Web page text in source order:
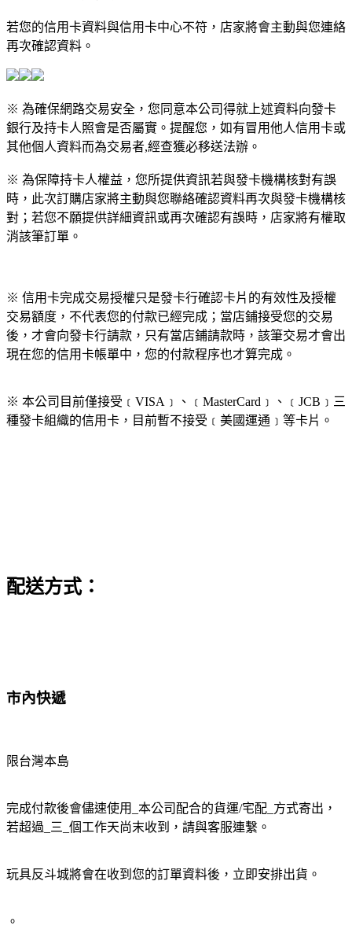
若您的信用卡資料與信用卡中心不符，店家將會主動與您連絡
再次確認資料。
※ 為確保網路交易安全，您同意本公司得就上述資料向發卡
銀行及持卡人照會是否屬實。提醒您，如有冒用他人信用卡或
其他個人資料而為交易者,經查獲必移送法辦。
※ 為保障持卡人權益，您所提供資訊若與發卡機構核對有誤
時，此次訂購店家將主動與您聯絡確認資料再次與發卡機構核
對；若您不願提供詳細資訊或再次確認有誤時，店家將有權取
消該筆訂單。
※ 信用卡完成交易授權只是發卡行確認卡片的有效性及授權
交易額度，不代表您的付款已經完成；當店鋪接受您的交易
後，才會向發卡行請款，只有當店鋪請款時，該筆交易才會出
現在您的信用卡帳單中，您的付款程序也才算完成。
※ 本公司目前僅接受﹝VISA﹞、﹝MasterCard﹞、﹝JCB﹞三
種發卡組織的信用卡，目前暫不接受﹝美國運通﹞等卡片。
配送方式：
市內快遞
限台灣本島
完成付款後會儘速使用_本公司配合的貨運/宅配_方式寄出，
若超過_三_個工作天尚末收到，請與客服連繫。
玩具反斗城將會在收到您的訂單資料後，立即安排出貨。
。